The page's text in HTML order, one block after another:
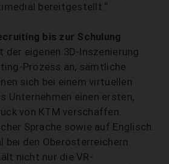
bereitgestellt.“
bis zur Schulung
eigenen 3D-Inszenierung
Prozess an, sämtliche
sich bei einem virtuellen
Unternehmen einen ersten,
von KTM verschaffen.
Sprache sowie auf Englisch.
bei den Oberösterreichern
nicht nur die VR-